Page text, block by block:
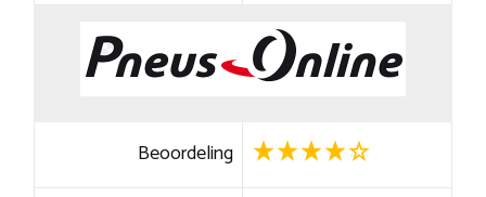
Beoordeling